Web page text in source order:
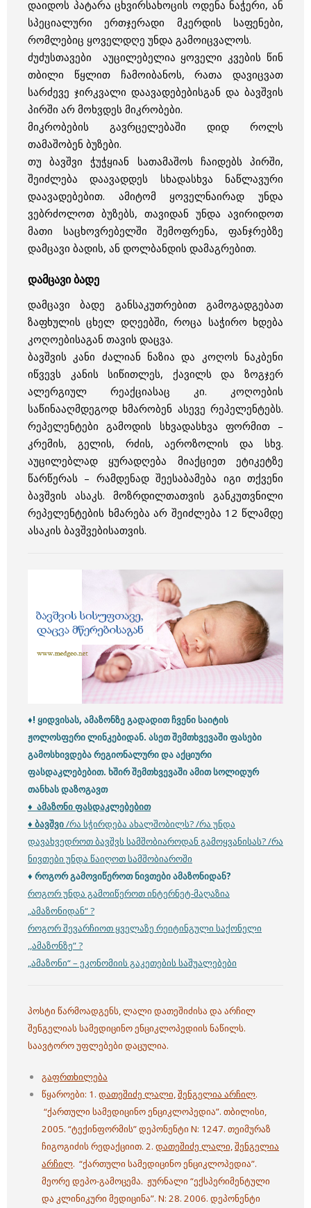
დაიდოს პატარა ცხვირსახოცის ოდენა ნაჭერი, ან
სპეციალური ერთჯერადი მკერდის საფენები,
რომლებიც ყოველდღე უნდა გამოიცვალოს.
ძუძუსთავები აუცილებელია ყოველი კვების წინ
თბილი წყლით ჩამოიბანოს, რათა დავიცვათ
სარძევე ჯირკვალი დაავადებებისგან და ბავშვის
პირში არ მოხვდეს მიკრობები.
მიკრობების გავრცელებაში დიდ როლს
თამაშობენ ბუზები.
თუ ბავშვი ჭუჭყიან სათამაშოს ჩაიდებს პირში,
შეიძლება დაავადდეს სხადასხვა ნაწლავური
დაავადებებით. ამიტომ ყოველნაირად უნდა
ვებრძოლოთ ბუზებს, თავიდან უნდა ავირიდოთ
მათი საცხოვრებელში შემოფრენა, ფანჯრებზე
დამცავი ბადის, ან დოლბანდის დამაგრებით.
დამცავი ბადე
დამცავი ბადე განსაკუთრებით გამოგადგებათ
ზაფხულის ცხელ დღეებში, როცა საჭირო ხდება
კოღოებისაგან თავის დაცვა.
ბავშვის კანი ძალიან ნაზია და კოღოს ნაკბენი
იწვევს კანის სიწითლეს, ქავილს და ზოგჯერ
ალერგიულ რეაქციასაც კი. კოღოების
საწინააღმდეგოდ ხმარობენ ასევე რეპელენტებს.
რეპელენტები გამოდის სხვადასხვა ფორმით –
კრემის, გელის, რძის, აეროზოლის და სხვ.
აუცილებლად ყურადღება მიაქციეთ ეტიკეტზე
წარწერას – რამდენად შეესაბამება იგი თქვენი
ბავშვის ასაკს. მოზრდილთათვის განკუთვნილი
რეპელენტების ხმარება არ შეიძლება 12 წლამდე
ასაკის ბავშვებისათვის.
♦! ყიდვისას, ამაზონზე გადადით ჩვენი საიტის
ჟოლოსფერი ლინკებიდან. ასეთ შემთხვევაში ფასები
გამოსხივდება რეგიონალური და აქციური
ფასდაკლებებით. ხშირ შემთხვევაში ამით სოლიდურ
თანხას დაზოგავთ
♦ ამაზონი ფასდაკლებებით
♦ ბავშვი/რა სჭირდება ახალშობილს? /რა უნდა
დავახვედროთ ბავშვს სამშობიაროდან გამოყვანისას? /რა
ნივთები უნდა წაიღოთ სამშობიაროში
♦ როგორ გამოვიწეროთ ნივთები ამაზონიდან?
როგორ უნდა გამოიწეროთ ინტერნეტ-მაღაზია
„ამაზონიდან“ ?
როგორ შევარჩიოთ ყველაზე რეიტინგული საქონელი
,,ამაზონზე” ?
„ამაზონი“ – ეკონომიის გაკეთების საშუალებები
პოსტი წარმოადგენს, ლალი დათეშიძისა და არჩილ
შენგელიას სამედიცინო ენციკლოპედიის ნაწილს.
საავტორო უფლებები დაცულია.
გაფრთხილება
წყაროები: 1. დათეშიძე ლალი,შენგელია არჩილ.
“ქართული სამედიცინო ენციკლოპედია”. თბილისი,
2005. “ტექინფორმის” დეპონენტი N: 1247. თეიმურაზ
ჩიგოგიძის რედაქციით. 2. დათეშიძე ლალი,შენგელია
არჩილ. “ქართული სამედიცინო ენციკლოპედია”.
მეორე დეპო-გამოცემა. ჟურნალი “ექსპერიმენტული
და კლინიკური მედიცინა”. N: 28. 2006. დეპონენტი